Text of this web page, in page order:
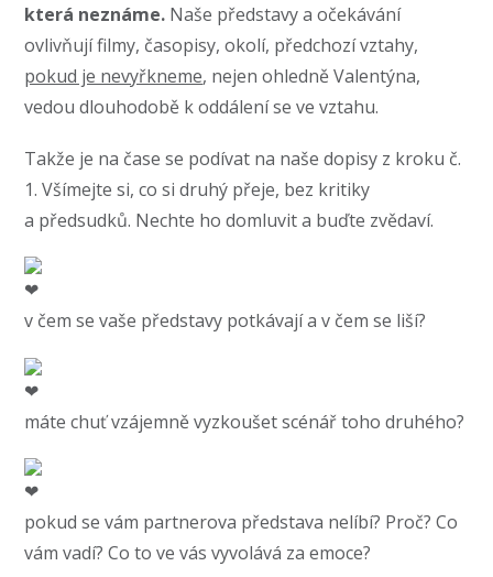
která neznáme. Naše představy a očekávání
ovlivňují filmy, časopisy, okolí, předchozí vztahy,
pokud je nevyřkneme, nejen ohledně Valentýna,
vedou dlouhodobě k oddálení se ve vztahu.
Takže je na čase se podívat na naše dopisy z kroku č.
1. Všímejte si, co si druhý přeje, bez kritiky
a předsudků. Nechte ho domluvit a buďte zvědaví.
v čem se vaše představy potkávají a v čem se liší?
máte chuť vzájemně vyzkoušet scénář toho druhého?
pokud se vám partnerova představa nelíbí? Proč? Co
vám vadí? Co to ve vás vyvolává za emoce?